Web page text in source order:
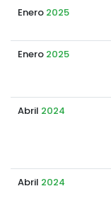
Enero 2025
Enero 2025
Abril 2024
Abril 2024